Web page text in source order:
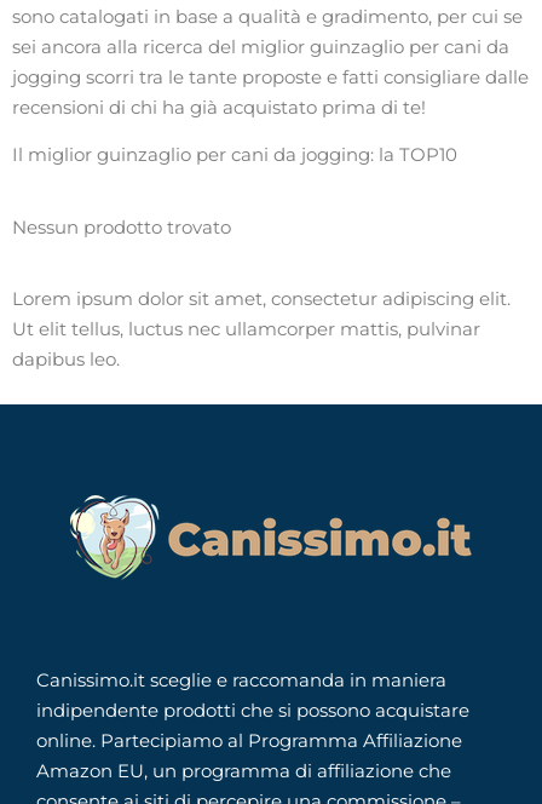
sono catalogati in base a qualità e gradimento, per cui se
sei ancora alla ricerca del miglior guinzaglio per cani da
jogging scorri tra le tante proposte e fatti consigliare dalle
recensioni di chi ha già acquistato prima di te!
Il miglior guinzaglio per cani da jogging: la TOP10
Nessun prodotto trovato
Lorem ipsum dolor sit amet, consectetur adipiscing elit.
Ut elit tellus, luctus nec ullamcorper mattis, pulvinar
dapibus leo.
Canissimo.it sceglie e raccomanda in maniera
indipendente prodotti che si possono acquistare
online. Partecipiamo al Programma Affiliazione
Amazon EU, un programma di affiliazione che